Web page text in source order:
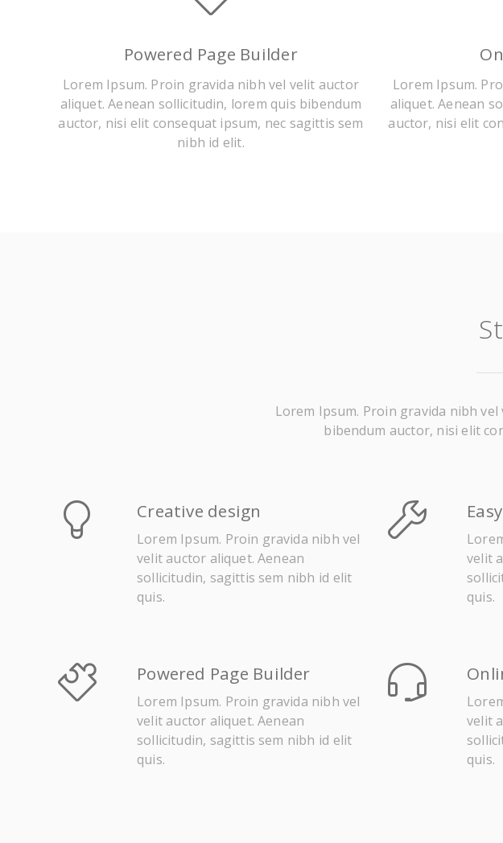
Powered Page Builder
Lorem Ipsum. Proin gravida nibh vel velit auctor
aliquet. Aenean sollicitudin, lorem quis bibendum
auctor, nisi elit consequat ipsum, nec sagittis sem
nibh id elit.
Lorem Ipsum.
aliquet. Aenean
auctor, nisi elit
Lorem Ipsum. Proin gravida nibh
bibendum auctor, nisi elit
Creative design
Lorem Ipsum. Proin gravida nibh vel
velit auctor aliquet. Aenean
sollicitudin, sagittis sem nibh id elit
quis.
velit
quis.
Powered Page Builder
Lorem Ipsum. Proin gravida nibh vel
velit auctor aliquet. Aenean
sollicitudin, sagittis sem nibh id elit
quis.
velit
quis.